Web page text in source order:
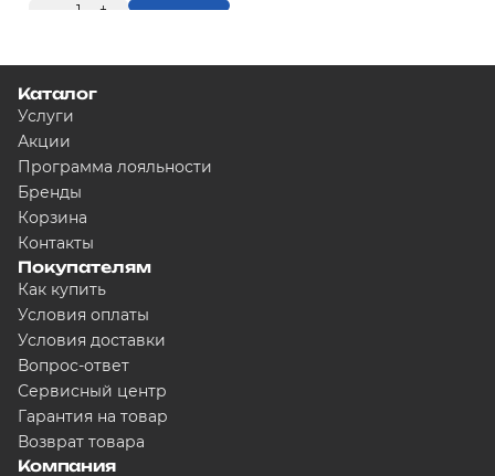
1 + Купить
Каталог
Услуги
Акции
Программа лояльности
Бренды
Корзина
Контакты
Покупателям
Как купить
Условия оплаты
Условия доставки
Вопрос-ответ
Сервисный центр
Гарантия на товар
Возврат товара
Компания